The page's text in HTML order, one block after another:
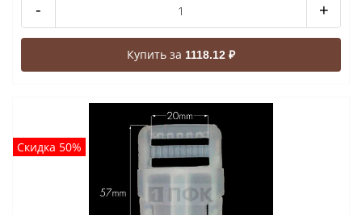
- +
Купить за 1118.12 ₽
Скидка 50%